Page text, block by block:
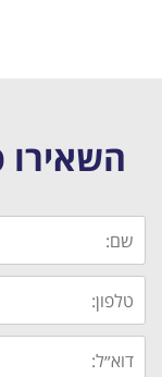
השאירו